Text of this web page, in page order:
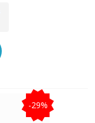
-29%